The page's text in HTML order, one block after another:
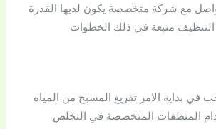
مع شركة متخصصة يكون لديها القدرة
التنظيف متبعة في ذلك الخطوات
في بداية الامر تفريغ المسبح من المياه
المنظفات المتخصصة في التخلص